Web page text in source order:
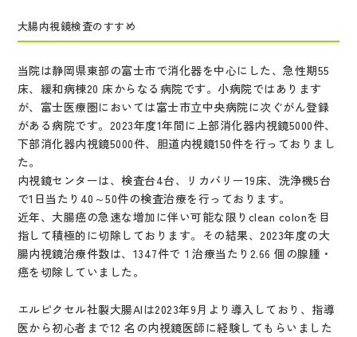
大腸内視鏡検査のすすめ
当院は静岡県東部の富士市で消化器を中心にした、急性期55
床、緩和病棟20 床からなる病院です。小病院ではあります
が、富士医療圏においては富士市立中央病院に次ぐがん登録
がある病院です。2023年度1年間に上部消化器内視鏡5000件、
下部消化器内視鏡5000件、胆道内視鏡150件を行っておりまし
た。
内視鏡センターは、検査台4台、リカバリー19床、洗浄機5台
で1日当たり40～50件の検査治療を行っております。
近年、大腸癌の急速な増加に伴い可能な限りclean colonを目
指して積極的に切除しております。その結果、2023年度の大
腸内視鏡治療件数は、1347件で１治療当たり2.66 個の腺腫・
癌を切除していました。
エルピクセル社製大腸AIは2023年9月より導入しており、指導
医から初心者まで12 名の内視鏡医師に経験してもらいました